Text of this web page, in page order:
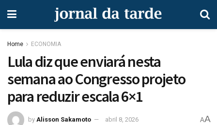
Home ECONOMIA
Lula diz que enviará nesta
semana ao Congresso projeto
para reduzir escala 6×1
by Alisson Sakamoto abril 8, 2026 AA